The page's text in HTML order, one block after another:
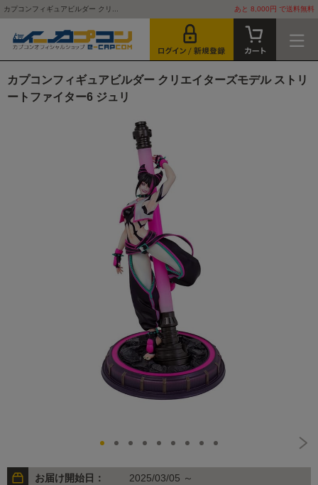
カプコンフィギュアビルダー クリ... あと 8,000円 で送料無料
カプコンフィギュアビルダー クリエイターズモデル ストリ
ートファイター6 ジュリ
お届け開始日： 2025/03/05 ～